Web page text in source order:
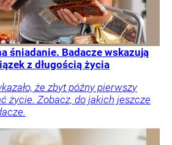
śniadanie. Badacze wskazują
z długością życia
że zbyt późny pierwszy
życie. Zobacz, do jakich jeszcze